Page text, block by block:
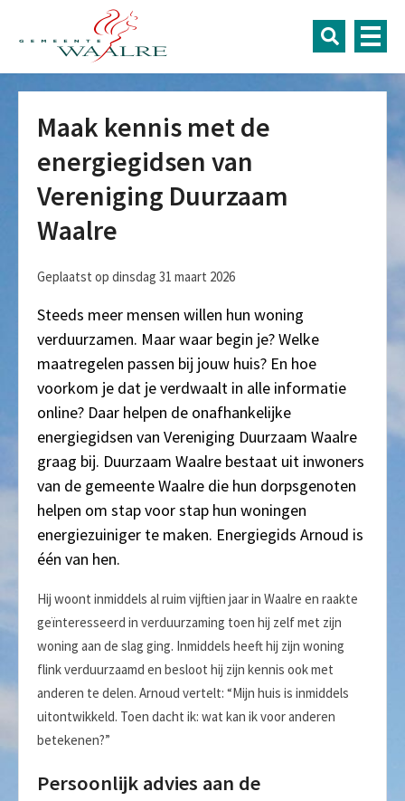
Maak kennis met de
energiegidsen van
Vereniging Duurzaam
Waalre
Geplaatst op dinsdag 31 maart 2026
Steeds meer mensen willen hun woning
verduurzamen. Maar waar begin je? Welke
maatregelen passen bij jouw huis? En hoe
voorkom je dat je verdwaalt in alle informatie
online? Daar helpen de onafhankelijke
energiegidsen van Vereniging Duurzaam Waalre
graag bij. Duurzaam Waalre bestaat uit inwoners
van de gemeente Waalre die hun dorpsgenoten
helpen om stap voor stap hun woningen
energiezuiniger te maken. Energiegids Arnoud is
één van hen.
Hij woont inmiddels al ruim vijftien jaar in Waalre en raakte
geïnteresseerd in verduurzaming toen hij zelf met zijn
woning aan de slag ging. Inmiddels heeft hij zijn woning
flink verduurzaamd en besloot hij zijn kennis ook met
anderen te delen. Arnoud vertelt: “Mijn huis is inmiddels
uitontwikkeld. Toen dacht ik: wat kan ik voor anderen
betekenen?”
Persoonlijk advies aan de